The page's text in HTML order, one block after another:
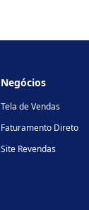
Negócios
Tela de Vendas
Faturamento Direto
Site Revendas